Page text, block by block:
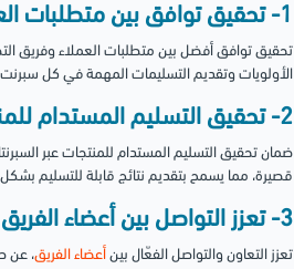
1- تحقيق توافق بين متطلبات العملاء وفريق التطوير
تحقيق توافق أفضل بين متطلبات العملاء وفريق
الأولويات وتقديم التسليمات المهمة في كل
2- تحقيق التسليم المستدام للمنتجات
ضمان تحقيق التسليم المستدام للمنتجات عبر
قصيرة، مما يسمح بتقديم نتائج قابلة للتسليم
3- تعزز التواصل بين أعضاء الفريق
تعزز التعاون والتواصل الفعّال بينأعضاء الفريق، عن